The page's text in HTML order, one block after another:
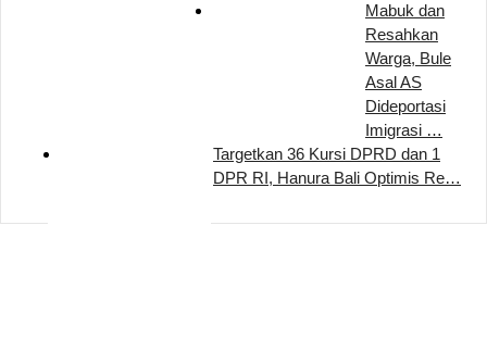
Mabuk dan
Resahkan
Warga, Bule
Asal AS
Dideportasi
Imigrasi …
Targetkan 36 Kursi DPRD dan 1
DPR RI, Hanura Bali Optimis Re…